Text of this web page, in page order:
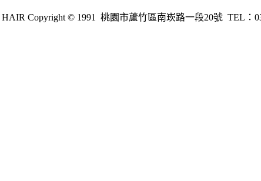
Copyright © 1991 桃園市蘆竹區南崁路一段20號 TEL：